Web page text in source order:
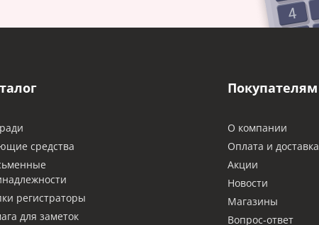
средства
регистраторы
для заметок
Покупателям
О компании
Оплата и доставка
Акции
Новости
Магазины
Вопрос-ответ